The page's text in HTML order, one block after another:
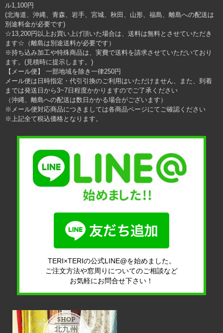
ル1,100円
(北海道、沖縄、青森、岩手、宮城、秋田、山形、福島、離島への配送は
別途料金が必要です)
☆13,200円以上お買い上げ頂いた場合は、送料は無料とさせていただき
ます☆（離島は別途送料が必要です）
※持ち込み加工や特殊商品は、実費で送料を請求させていただいており
ます。(見積時に提示します。)
【メール便】 一部地域を除き一律250円
メール便は日時指定・代引引換のご利用はいただけません、また、到着
までは発送日から3~7日程度かかりますのでご了承ください
（沖縄、離島への配送は数日かかる場合がございます）
※メール便対応商品につきましては各商品ページにてご確認ください
※上記全て税込価格となります。
TERI×TERIの公式LINE@を始めました。
ご注文方法や窓周りについてのご相談など
お気軽にお問合せ下さい！